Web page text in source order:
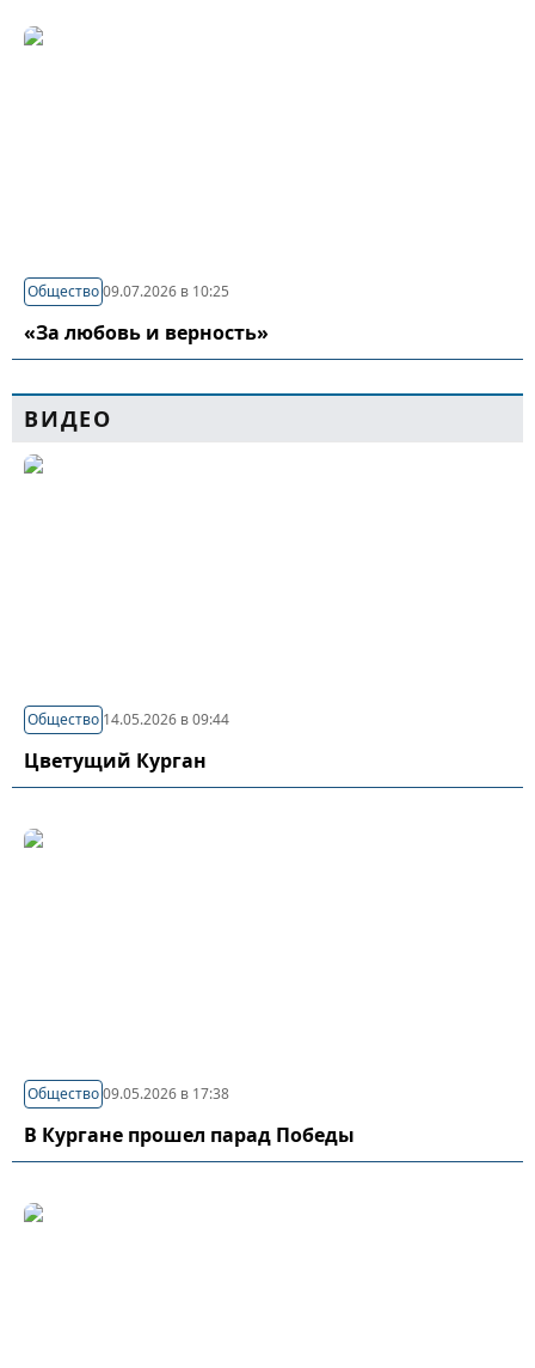
Общество09.07.2026 в 10:25
«За любовь и верность»
ВИДЕО
Общество 14.05.2026 в 09:44
Цветущий Курган
Общество09.05.2026 в 17:38
В Кургане прошел парад Победы